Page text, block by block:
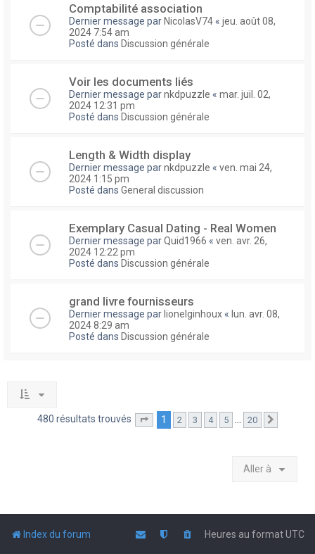
Comptabilité association
Dernier message par NicolasV74 « jeu. août 08,
2024 7:54 am
Posté dans Discussion générale
Voir les documents liés
Dernier message parnkdpuzzle « mar. juil. 02,
2024 12:31 pm
Posté dans Discussion générale
Length & Width display
Dernier message parnkdpuzzle « ven. mai 24,
2024 1:15 pm
Posté dans General discussion
Exemplary Сasual Dating - Real Women
Dernier message parQuid1966 « ven. avr. 26,
2024 12:22 pm
Posté dans Discussion générale
grand livre fournisseurs
Dernier message par lionelginhoux « lun. avr. 08,
2024 8:29 am
Posté dans Discussion générale
480 résultats trouvés Page sur20
1 2 3 4 5 … 20
Aller à
Index du forum Heures au formatUTC